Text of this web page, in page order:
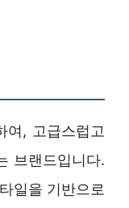
여, 고급스럽고
브랜드입니다.
일을 기반으로